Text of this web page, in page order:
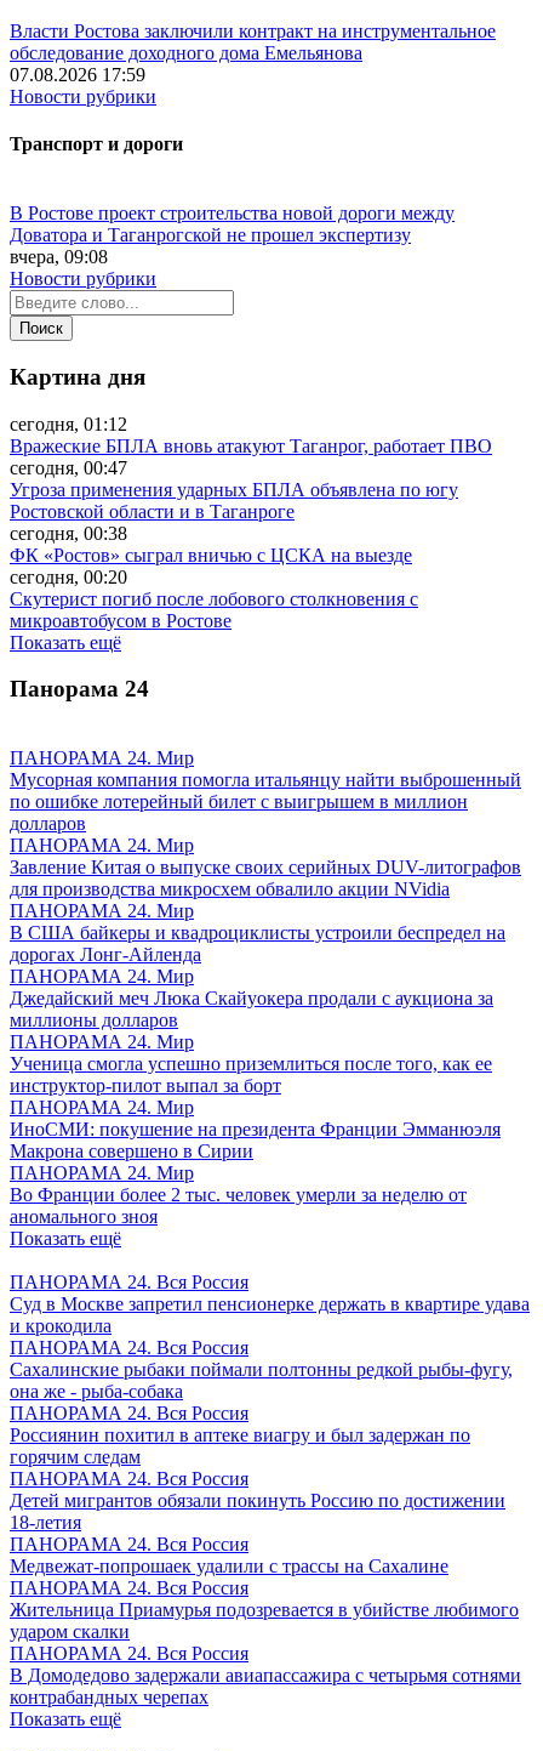
Власти Ростова заключили контракт на инструментальное
обследование доходного дома Емельянова
07.08.2026 17:59
Новости рубрики
Транспорт и дороги
В Ростове проект строительства новой дороги между
Доватора и Таганрогской не прошел экспертизу
вчера, 09:08
Новости рубрики
Картина дня
сегодня, 01:12
Вражеские БПЛА вновь атакуют Таганрог, работает ПВО
сегодня, 00:47
Угроза применения ударных БПЛА объявлена по югу
Ростовской области и в Таганроге
сегодня, 00:38
ФК «Ростов» сыграл вничью с ЦСКА на выезде
сегодня, 00:20
Скутерист погиб после лобового столкновения с
микроавтобусом в Ростове
Показать ещё
Панорама 24
ПАНОРАМА 24. Мир
Мусорная компания помогла итальянцу найти выброшенный
по ошибке лотерейный билет с выигрышем в миллион
долларов
ПАНОРАМА 24. Мир
Завление Китая о выпуске своих серийных DUV-литографов
для производства микросхем обвалило акции NVidia
ПАНОРАМА 24. Мир
В США байкеры и квадроциклисты устроили беспредел на
дорогах Лонг-Айленда
ПАНОРАМА 24. Мир
Джедайский меч Люка Скайуокера продали с аукциона за
миллионы долларов
ПАНОРАМА 24. Мир
Ученица смогла успешно приземлиться после того, как ее
инструктор-пилот выпал за борт
ПАНОРАМА 24. Мир
ИноСМИ: покушение на президента Франции Эмманюэля
Макрона совершено в Сирии
ПАНОРАМА 24. Мир
Во Франции более 2 тыс. человек умерли за неделю от
аномального зноя
Показать ещё
ПАНОРАМА 24. Вся Россия
Суд в Москве запретил пенсионерке держать в квартире удава
и крокодила
ПАНОРАМА 24. Вся Россия
Сахалинские рыбаки поймали полтонны редкой рыбы-фугу,
она же - рыба-собака
ПАНОРАМА 24. Вся Россия
Россиянин похитил в аптеке виагру и был задержан по
горячим следам
ПАНОРАМА 24. Вся Россия
Детей мигрантов обязали покинуть Россию по достижении
18-летия
ПАНОРАМА 24. Вся Россия
Медвежат-попрошаек удалили с трассы на Сахалине
ПАНОРАМА 24. Вся Россия
Жительница Приамурья подозревается в убийстве любимого
ударом скалки
ПАНОРАМА 24. Вся Россия
В Домодедово задержали авиапассажира с четырьмя сотнями
контрабандных черепах
Показать ещё